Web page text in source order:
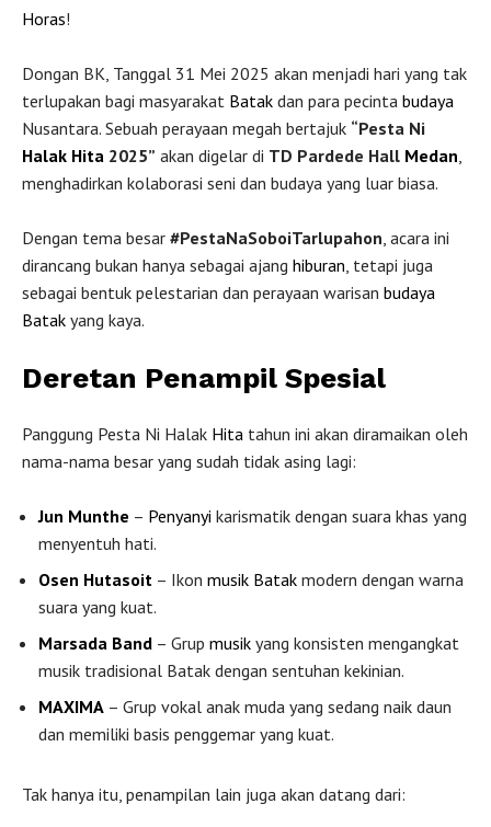
Horas!
Dongan BK, Tanggal 31 Mei 2025 akan menjadi hari yang tak
terlupakan bagi masyarakat Batak dan para pecinta budaya
Nusantara. Sebuah perayaan megah bertajuk “Pesta Ni
Halak Hita 2025” akan digelar di TD Pardede Hall Medan
menghadirkan kolaborasi seni dan budaya yang luar biasa.
Dengan tema besar #PestaNaSoboiTarlupahon , acara ini
dirancang bukan hanya sebagai ajang hiburan , tetapi juga
sebagai bentuk pelestarian dan perayaan warisan budaya
Batak yang kaya.
Deretan Penampil Spesial
Panggung Pesta Ni Halak Hita tahun ini akan diramaikan oleh
nama-nama besar yang sudah tidak asing lagi:
Jun Munthe – Penyanyi karismatik dengan suara khas yang
menyentuh hati.
Osen Hutasoit – Ikon musik Batak modern dengan warna
suara yang kuat.
Marsada Band – Grup musik yang konsisten mengangkat
musik tradisional Batak dengan sentuhan kekinian.
MAXIMA – Grup vokal anak muda yang sedang naik daun
dan memiliki basis penggemar yang kuat.
Tak hanya itu, penampilan lain juga akan datang dari: